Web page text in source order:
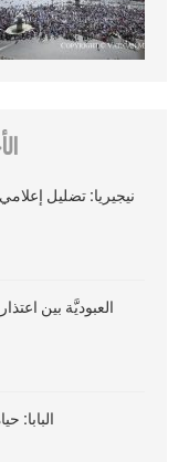
نيجيريا: تضليل
العبوديَّة بين
البابا: